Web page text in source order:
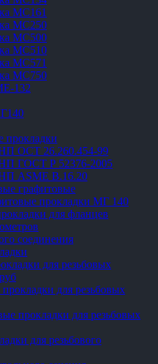
МС161
МС250
МС500
МС510
МС571
МС750
132
прокладки
ОСТ 26.260.454-99
ГОСТ Р 52376-2005
ASME В.16.20
графитовые
прокладки МГ 140
для фланцев
соединения
для резьбовых
для резьбовых
прокладки для резьбовых
для резьбового